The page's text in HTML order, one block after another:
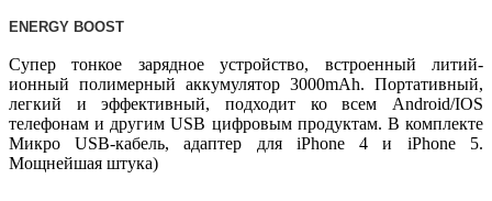
ENERGY BOOST
Супер тонкое зарядное устройство, встроенный литий-
ионный полимерный аккумулятор 3000mAh. Портативный,
легкий и эффективный, подходит ко всем Android/IOS
телефонам и другим USB цифровым продуктам. В комплекте
Микро USB-кабель, адаптер для iPhone 4 и iPhone 5.
Мощнейшая штука)